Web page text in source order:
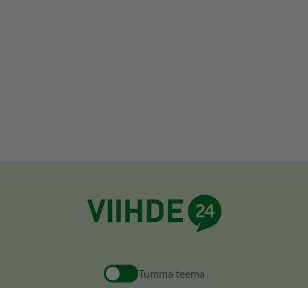
Tumma teema